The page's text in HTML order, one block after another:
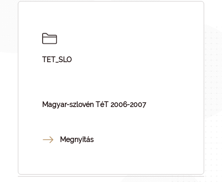
TET_SLO
Magyar-szlovén TéT 2006-2007
Megnyitás